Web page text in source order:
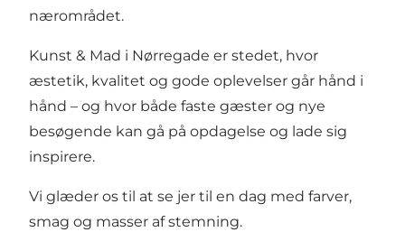
nærområdet.
Kunst & Mad i Nørregade er stedet, hvor
æstetik, kvalitet og gode oplevelser går hånd i
hånd – og hvor både faste gæster og nye
besøgende kan gå på opdagelse og lade sig
inspirere.
Vi glæder os til at se jer til en dag med farver,
smag og masser af stemning.